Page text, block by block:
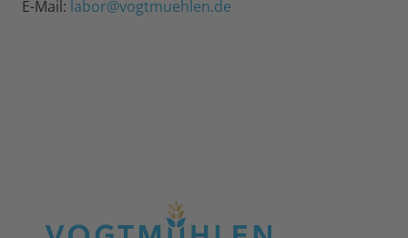
E-Mail: labor@vogtmuehlen.de